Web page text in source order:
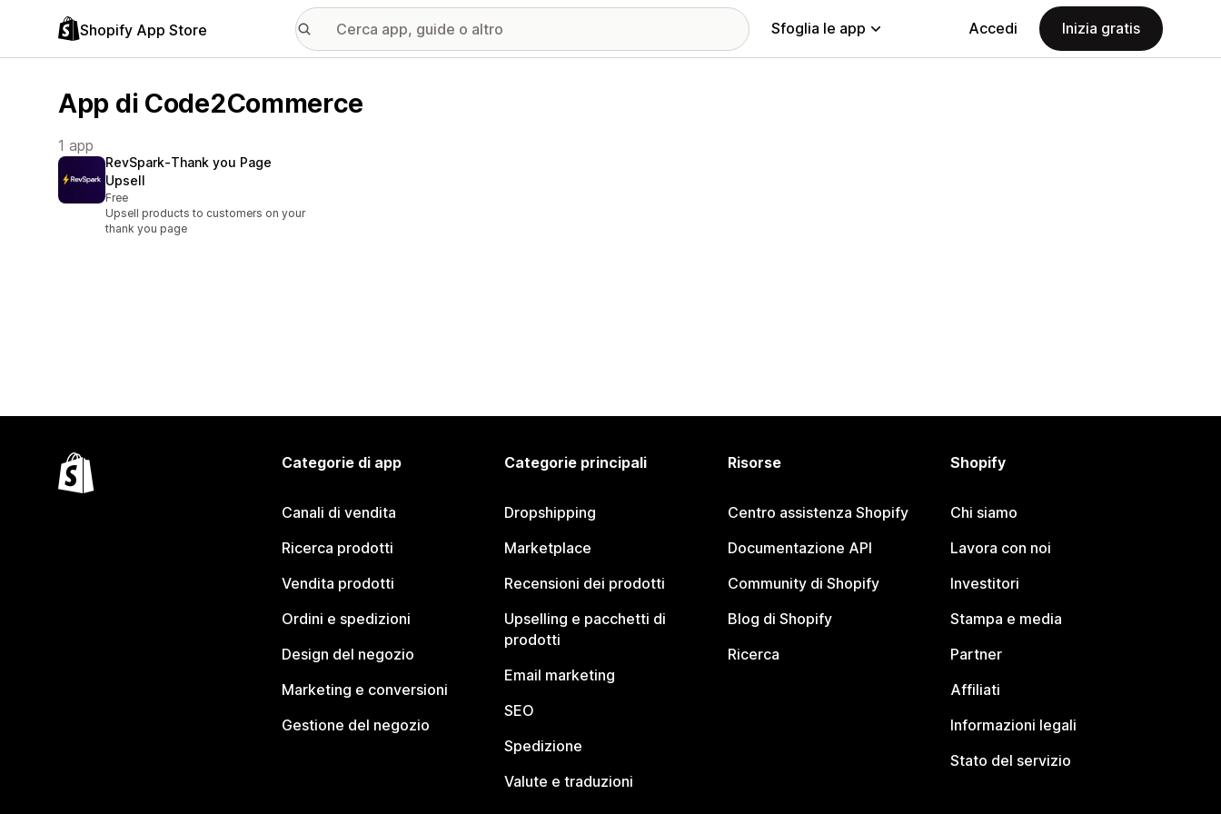
Shopify App Store Sfoglia le app Accedi Inizia gratis
App di Code2Commerce
1 app
RevSpark‑Thank you Page
Upsell
Free
Upsell products to customers on your
thank you page
Categorie di app
Canali di vendita
Ricerca prodotti
Vendita prodotti
Ordini e spedizioni
Design del negozio
Marketing e conversioni
Gestione del negozio
Categorie principali
Dropshipping
Marketplace
Recensioni dei prodotti
Upselling e pacchetti di
prodotti
Email marketing
SEO
Spedizione
Valute e traduzioni
Risorse
Centro assistenza Shopify
Documentazione API
Community di Shopify
Blog di Shopify
Ricerca
Shopify
Chi siamo
Lavora con noi
Investitori
Stampa e media
Partner
Affiliati
Informazioni legali
Stato del servizio